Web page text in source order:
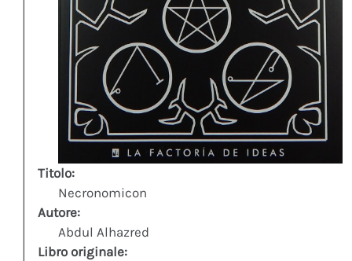
Titolo:
Necronomicon
Autore:
Abdul Alhazred
Libro originale: